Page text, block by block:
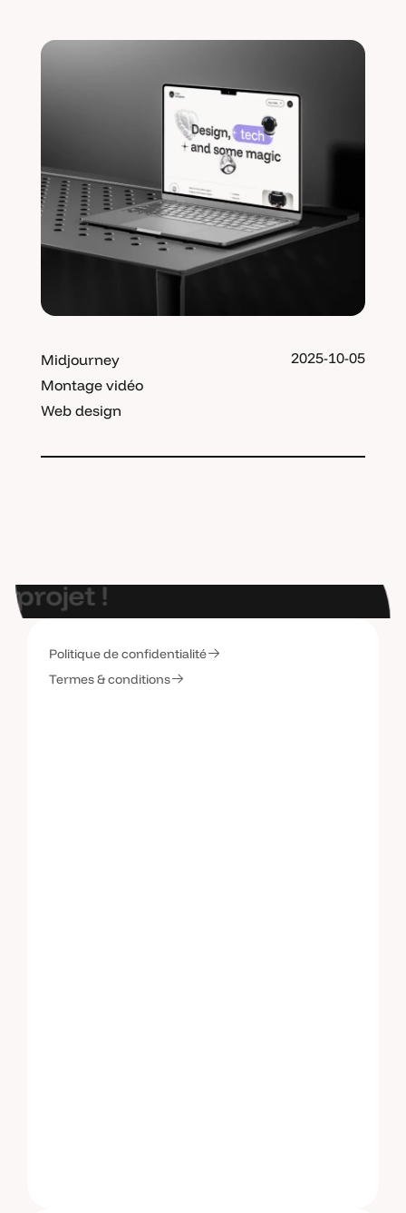
Midjourney
Montage vidéo
Web design
2025-10-05
projet!
Contactez-moi
Contactez-moi
Politique de confidentialité
Termes & conditions